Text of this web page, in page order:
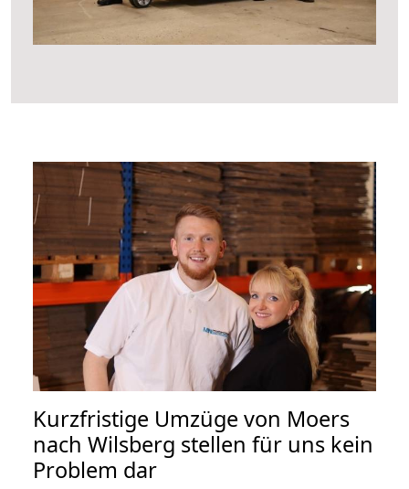
Kurzfristige Umzüge von Moers
nach Wilsberg stellen für uns kein
Problem dar